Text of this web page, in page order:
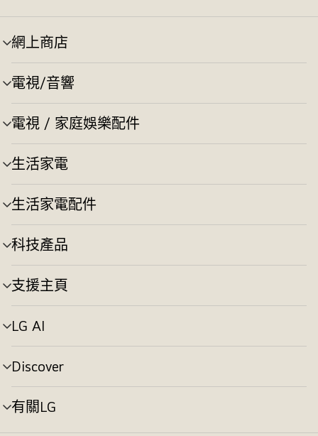
網上商店
選
單
切
換
電視/音響
選
單
切
換
電視 / 家庭娛樂配件
選
單
切
換
生活家電
選
單
切
換
生活家電配件
選
單
切
換
科技產品
選
單
切
換
支援主頁
選
單
切
換
LG AI
選
單
切
換
Discover
選
單
切
換
有關LG
選